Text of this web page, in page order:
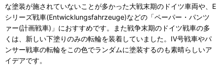
な塗装が施されていないことが多かった大戦末期のドイツ車両や、E
シリーズ戦車(Entwicklungsfahrzeuge)などの「ペーパー・パンツ
ァー(計画戦車)」におすすめです。また戦争末期のドイツ戦車の多
くは、新しい下塗りのみの転輪を装着していました。IV号戦車やパ
ンサー戦車の転輪をこの色でランダムに塗装するのも素晴らしいア
イデアです。